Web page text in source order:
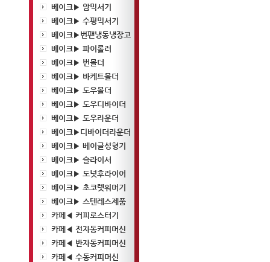
베이크▶ 암믹서기
베이크▶ 수평믹서기
베이크▶번팬냉동냉장고
베이크▶ 파이롤러
베이크▶ 번몰더
베이크▶ 바케트몰더
베이크▶ 도우몰더
베이크▶ 도우디바이더
베이크▶ 도우라운더
베이크▶디바이더라운더
베이크▶ 베이글성형기
베이크▶ 슬라이서
베이크▶ 도넛후라이어
베이크▶ 초코렛워머기
베이크▶ 스텐레스제품
카페◀ 커피로스터기
카페◀ 전자동커피머신
카페◀ 반자동커피머신
카페◀ 수동커피머신